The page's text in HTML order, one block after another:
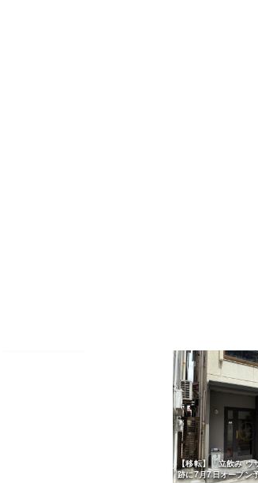
【移転】「立飲み
跡に7月7日オープン